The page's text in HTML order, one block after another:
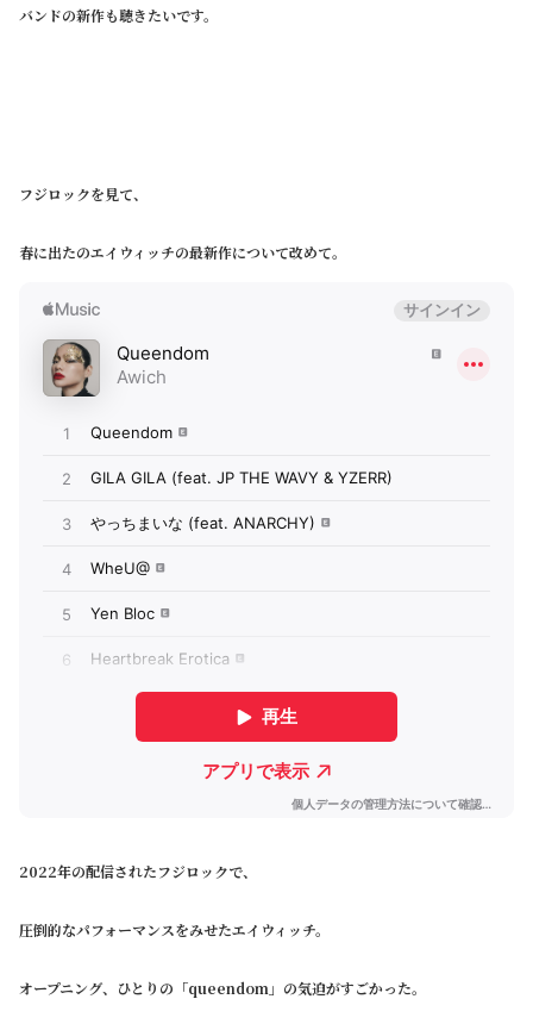
バンドの新作も聴きたいです。
フジロックを見て、
春に出たのエイウィッチの最新作について改めて。
2022年の配信されたフジロックで、
圧倒的なパフォーマンスをみせたエイウィッチ。
オープニング、ひとりの「queendom」の気迫がすごかった。